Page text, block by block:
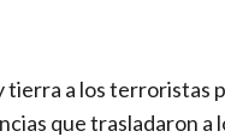
tierra a los terroristas
que trasladaron